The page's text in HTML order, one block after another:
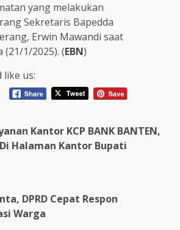
yang melakukan
Sekretaris Bapedda
Erwin Mawandi saat
(21/1/2025). (EBN)
like us:
Kantor KCP BANK BANTEN,
Halaman Kantor Bupati
DPRD Cepat Respon
Warga